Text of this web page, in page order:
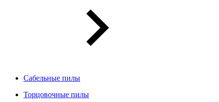
Сабельные пилы
Торцовочные пилы